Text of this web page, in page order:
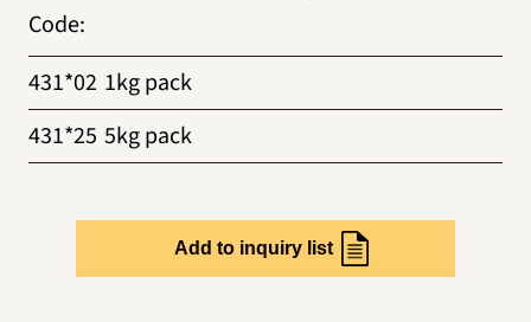
Code:
431*02 1kg pack
431*25 5kg pack
Add to inquiry list